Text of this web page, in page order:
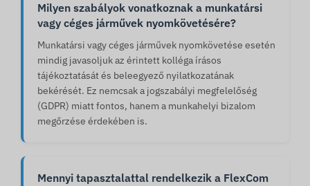
Milyen szabályok vonatkoznak a munkatársi
vagy céges járművek nyomkövetésére?
Munkatársi vagy céges járművek nyomkövetése esetén
mindig javasoljuk az érintett kolléga írásos
tájékoztatását és beleegyező nyilatkozatának
bekérését. Ez nemcsak a jogszabályi megfelelőség
(GDPR) miatt fontos, hanem a munkahelyi bizalom
megőrzése érdekében is.
Mennyi tapasztalattal rendelkezik a FlexCom